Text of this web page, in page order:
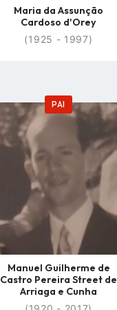
Maria da Assunção
Cardoso d'Orey
(1925 - 1997)
PAIGo
to
page
Manuel Guilherme de
Castro Pereira Street de
Arriaga e Cunha